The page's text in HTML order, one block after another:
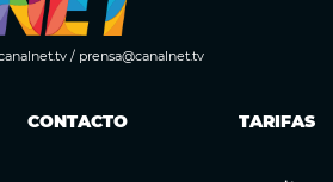
/ prensa@canalnet.tv
CONTACTO TARIFAS